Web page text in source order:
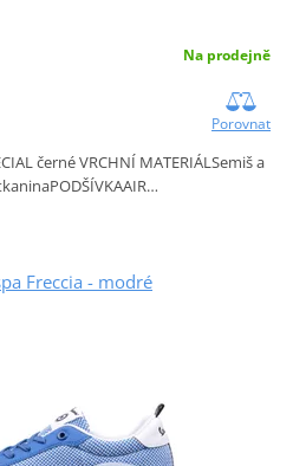
Na prodejně
Porovnat
černé VRCHNÍ MATERIÁLSemiš a
Freccia - modré